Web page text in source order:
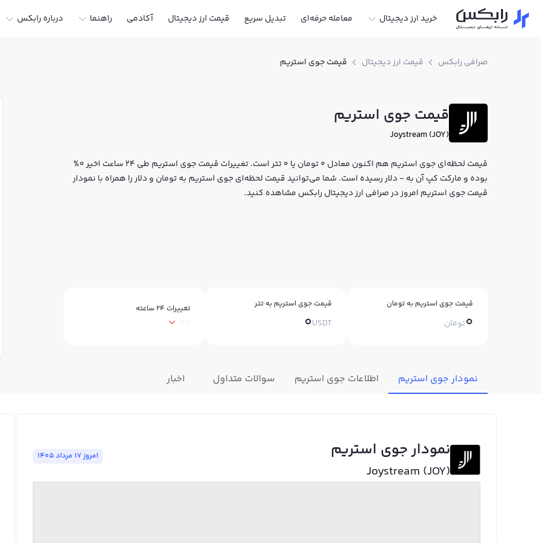
خرید ارز دیجیتال معامله حرفه‌ای تبدیل سریع قیمت ارز دیجیتال آکادمی راهنما درباره رابکس
صرافی رابکس قیمت ارز دیجیتال قیمت جوی استریم
قیمت جوی استریم
Joystream (JOY)
قیمت لحظه‌ای جوی استریم هم اکنون معادل 0 تومان یا 0 تتر است. تغییرات قیمت جوی استریم طی 24 ساعت اخیر 0%
بوده و مارکت کپ آن به - دلار رسیده است. شما می‌توانید قیمت لحظه‌ای جوی استریم به تومان و دلار را همراه با نمودار
قیمت جوی استریم امروز در صرافی ارز دیجیتال رابکس مشاهده کنید.
قیمت جوی استریم به تومان
0تومان
قیمت جوی استریم به تتر
0USDT
تغییرات ۲۴ ساعته
نمودار جوی استریم اطلاعات جوی استریم سوالات متداول اخبار
نمودار جوی استریم
Joystream (JOY)
امروز ١٧ مرداد ١٤٠٥